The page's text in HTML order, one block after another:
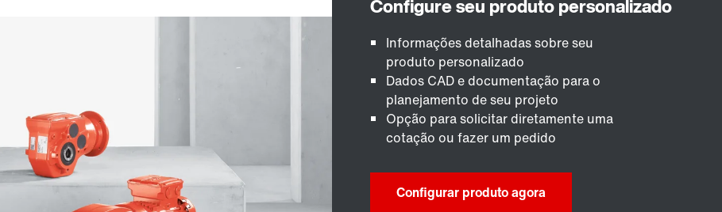
Informações detalhadas sobre seu
produto personalizado
Dados CAD e documentação para o
planejamento de seu projeto
Opção para solicitar diretamente uma
cotação ou fazer um pedido
Configurar produto agora